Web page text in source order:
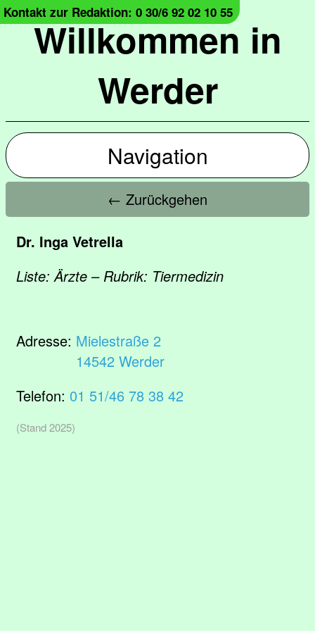
Willkommen in
Werder
Kontakt zur Redaktion: 0 30/6 92 02 10 55
Navigation
← Zurückgehen
Dr. Inga Vetrella
Liste: Ärzte – Rubrik: Tiermedizin
Adresse: Mielestraße 2
14542 Werder
Telefon: 01 51/46 78 38 42
(Stand 2025)